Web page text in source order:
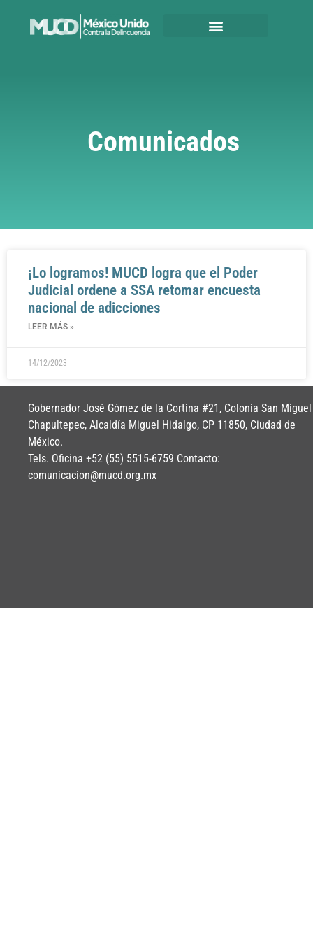
Comunicados
¡Lo logramos! MUCD logra que el Poder
Judicial ordene a SSA retomar encuesta
nacional de adicciones
LEER MÁS »
14/12/2023
Gobernador José Gómez de la Cortina #21, Colonia San Miguel
Chapultepec, Alcaldía Miguel Hidalgo, CP 11850, Ciudad de
México.
Tels. Oficina +52 (55) 5515-6759 Contacto:
comunicacion@mucd.org.mx